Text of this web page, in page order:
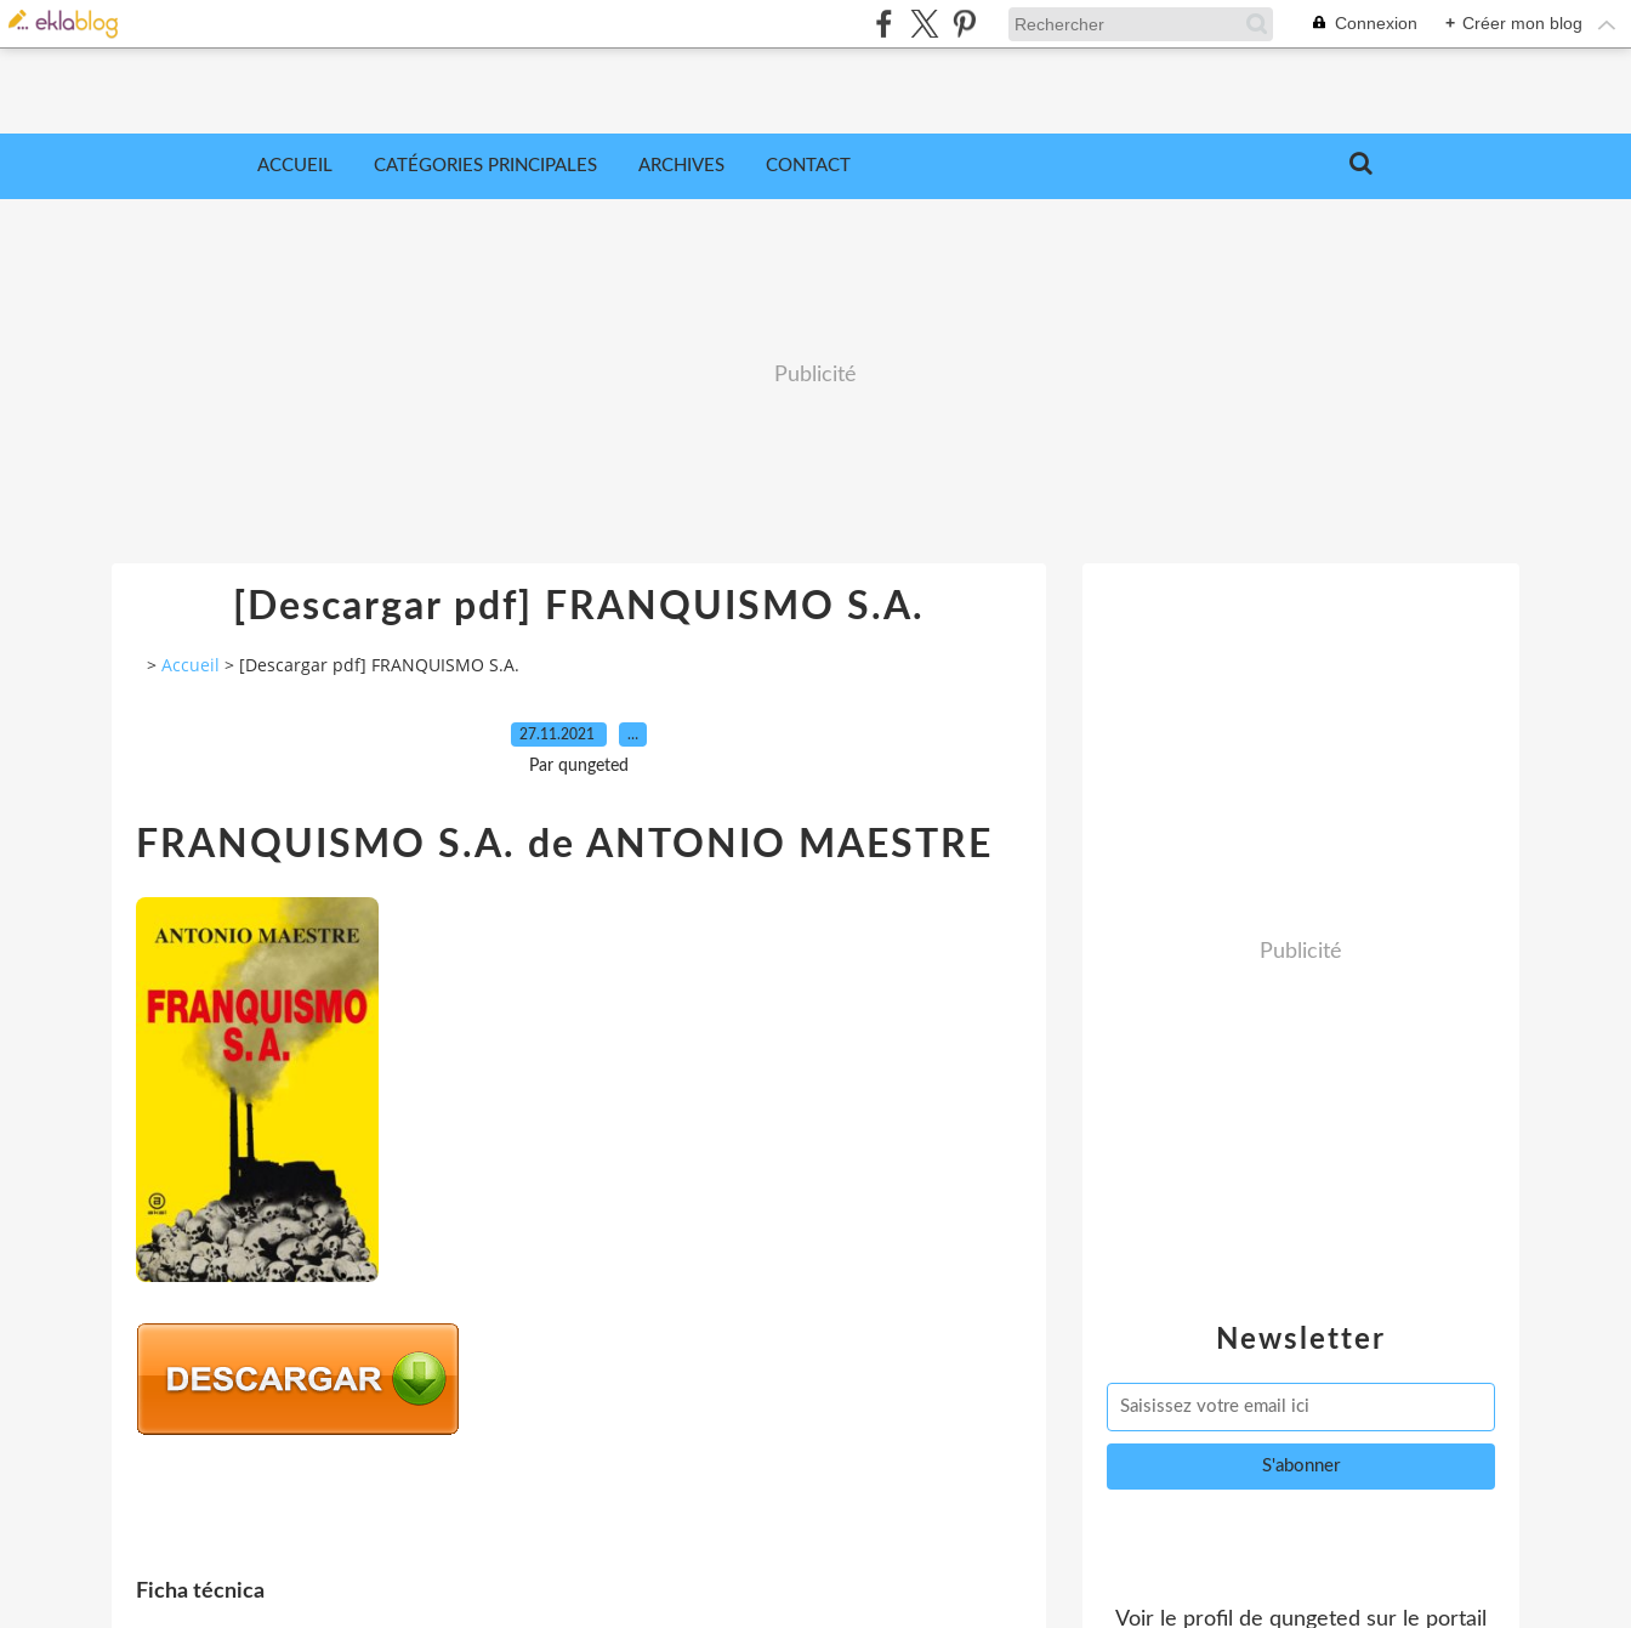
Connexion + Créer mon blog
ACCUEIL CATÉGORIES PRINCIPALES ARCHIVES CONTACT
Publicité
[Descargar pdf] FRANQUISMO S.A.
> Accueil > [Descargar pdf] FRANQUISMO S.A.
27.11.2021 …
Par qungeted
FRANQUISMO S.A. de ANTONIO MAESTRE
Ficha técnica
Newsletter
Publicité
Voir le profil de qungeted sur le portail